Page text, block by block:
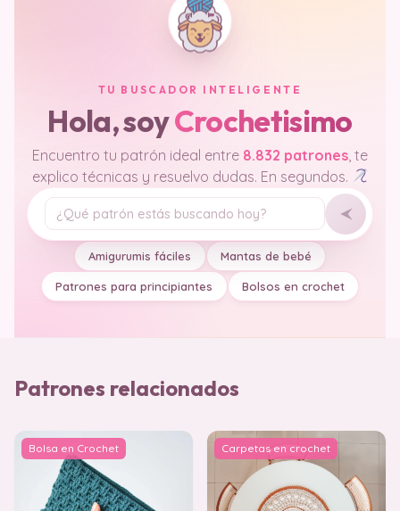
TU BUSCADOR INTELIGENTE
Hola, soyCrochetisimo
Encuentro tu patrón ideal entre 8.832 patrones , te
explico técnicas y resuelvo dudas. En segundos.
Tu pregunta
Amigurumis fáciles Mantas de bebé
Patrones para principiantes Bolsos en crochet
Patrones relacionados
Bolsa en Crochet Carpetas en crochet